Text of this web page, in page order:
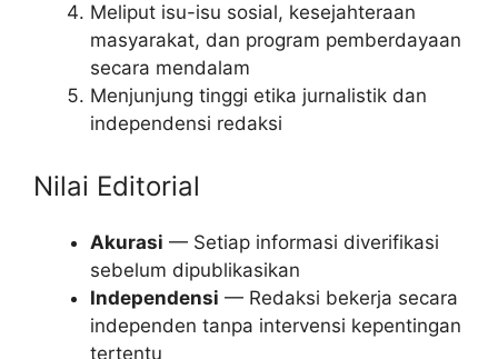
Meliput isu-isu sosial, kesejahteraan
masyarakat, dan program pemberdayaan
secara mendalam
Menjunjung tinggi etika jurnalistik dan
independensi redaksi
Nilai Editorial
Akurasi — Setiap informasi diverifikasi
sebelum dipublikasikan
Independensi — Redaksi bekerja secara
independen tanpa intervensi kepentingan
tertentu